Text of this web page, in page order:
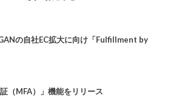
の自社EC拡大に向け「Fulfillment by
（MFA）」機能をリリース